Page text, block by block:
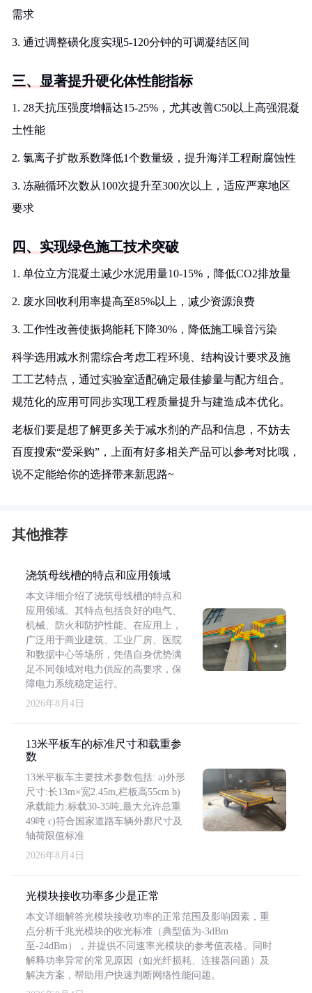
需求
3. 通过调整磺化度实现5-120分钟的可调凝结区间
三、显著提升硬化体性能指标
1. 28天抗压强度增幅达15-25%，尤其改善C50以上高强混凝
土性能
2. 氯离子扩散系数降低1个数量级，提升海洋工程耐腐蚀性
3. 冻融循环次数从100次提升至300次以上，适应严寒地区
要求
四、实现绿色施工技术突破
1. 单位立方混凝土减少水泥用量10-15%，降低CO2排放量
2. 废水回收利用率提高至85%以上，减少资源浪费
3. 工作性改善使振捣能耗下降30%，降低施工噪音污染
科学选用减水剂需综合考虑工程环境、结构设计要求及施
工工艺特点，通过实验室适配确定最佳掺量与配方组合。
规范化的应用可同步实现工程质量提升与建造成本优化。
老板们要是想了解更多关于减水剂的产品和信息，不妨去
百度搜索“爱采购”，上面有好多相关产品可以参考对比哦，
说不定能给你的选择带来新思路~
其他推荐
浇筑母线槽的特点和应用领域
本文详细介绍了浇筑母线槽的特点和
应用领域。其特点包括良好的电气、
机械、防火和防护性能。在应用上，
广泛用于商业建筑、工业厂房、医院
和数据中心等场所，凭借自身优势满
足不同领域对电力供应的高要求，保
障电力系统稳定运行。
2026年8月4日
13米平板车的标准尺寸和载重参
数
13米平板车主要技术参数包括: a)外形
尺寸:长13m×宽2.45m,栏板高55cm b)
承载能力:标载30-35吨,最大允许总重
49吨 c)符合国家道路车辆外廓尺寸及
轴荷限值标准
2026年8月4日
光模块接收功率多少是正常
本文详细解答光模块接收功率的正常范围及影响因素，重
点分析千兆光模块的收光标准（典型值为-3dBm
至-24dBm），并提供不同速率光模块的参考值表格。同时
解释功率异常的常见原因（如光纤损耗、连接器问题）及
解决方案，帮助用户快速判断网络性能问题。